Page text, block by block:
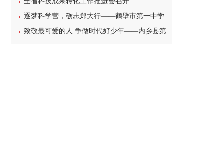
逐梦科学营，砺志郑大行——鹤壁市第一中学
学子参加2026年郑州大学高校科学营研学之旅纪
实
致敬最可爱的人 争做时代好少年——内乡县第
一小学开展暑期“八一”建军节主题实践活动